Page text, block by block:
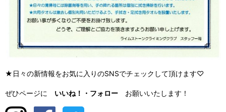
★日々の新情報をお気に入りのSNSでチェックして頂けます♡
ぜひページに いいね！・ フォロー お願いいたします！